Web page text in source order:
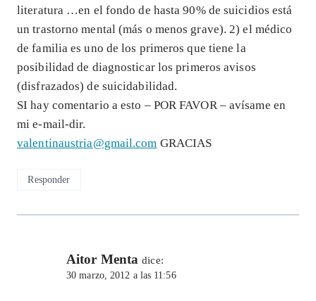
literatura …en el fondo de hasta 90% de suicidios está
un trastorno mental (más o menos grave). 2) el médico
de familia es uno de los primeros que tiene la
posibilidad de diagnosticar los primeros avisos
(disfrazados) de suicidabilidad.
SI hay comentario a esto – POR FAVOR – avísame en
mi e-mail-dir.
valentinaustria@gmail.com GRACIAS
Responder
Aitor Menta dice:
30 marzo, 2012 a las 11:56